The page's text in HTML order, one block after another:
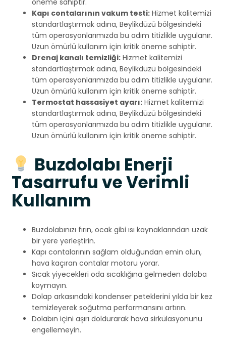
öneme sahiptir.
Kapı contalarının vakum testi: Hizmet kalitemizi
standartlaştırmak adına, Beylikdüzü bölgesindeki
tüm operasyonlarımızda bu adım titizlikle uygulanır.
Uzun ömürlü kullanım için kritik öneme sahiptir.
Drenaj kanalı temizliği: Hizmet kalitemizi
standartlaştırmak adına, Beylikdüzü bölgesindeki
tüm operasyonlarımızda bu adım titizlikle uygulanır.
Uzun ömürlü kullanım için kritik öneme sahiptir.
Termostat hassasiyet ayarı: Hizmet kalitemizi
standartlaştırmak adına, Beylikdüzü bölgesindeki
tüm operasyonlarımızda bu adım titizlikle uygulanır.
Uzun ömürlü kullanım için kritik öneme sahiptir.
Buzdolabı Enerji
Tasarrufu ve Verimli
Kullanım
Buzdolabınızı fırın, ocak gibi ısı kaynaklarından uzak
bir yere yerleştirin.
Kapı contalarının sağlam olduğundan emin olun,
hava kaçıran contalar motoru yorar.
Sıcak yiyecekleri oda sıcaklığına gelmeden dolaba
koymayın.
Dolap arkasındaki kondenser peteklerini yılda bir kez
temizleyerek soğutma performansını artırın.
Dolabın içini aşırı doldurarak hava sirkülasyonunu
engellemeyin.